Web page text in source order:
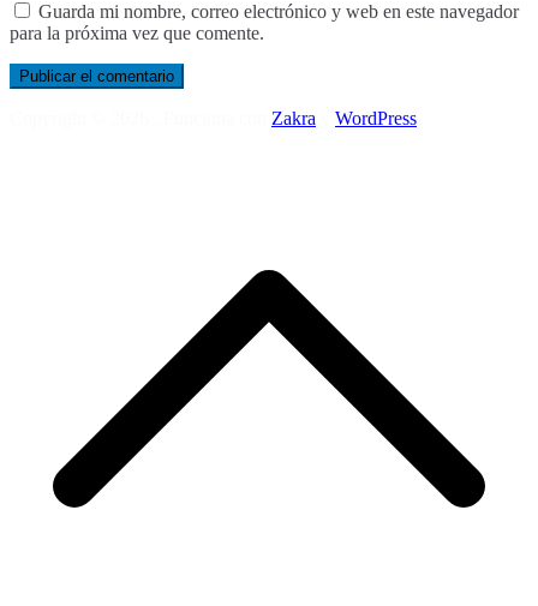
Guarda mi nombre, correo electrónico y web en este navegador
para la próxima vez que comente.
Zakra WordPress